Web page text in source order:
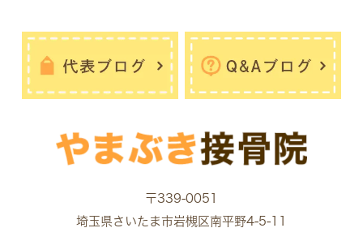
〒339-0051
埼玉県さいたま市岩槻区南平野4-5-11